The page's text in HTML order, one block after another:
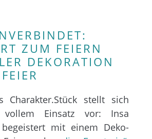
ZUM FEIERN
DEKORATION
Charakter.Stück stellt sich
Einsatz vor: Insa
begeistert mit einem Deko-